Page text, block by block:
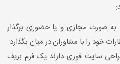
به صورت مجازی و یا حضوری برگذار
خود را با مشاوران در میان بگذارد.
سایت فوری دارند یک فرم بریف